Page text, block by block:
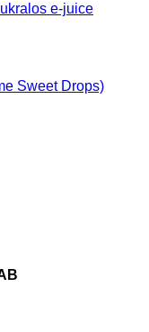
Sweet Drops)